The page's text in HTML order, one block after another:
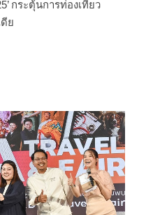
กระตุ้นการท่องเที่ยว
ย